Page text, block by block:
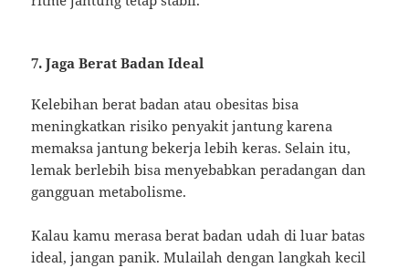
7. Jaga Berat Badan Ideal
Kelebihan berat badan atau obesitas bisa
meningkatkan risiko penyakit jantung karena
memaksa jantung bekerja lebih keras. Selain itu,
lemak berlebih bisa menyebabkan peradangan dan
gangguan metabolisme.
Kalau kamu merasa berat badan udah di luar batas
ideal, jangan panik. Mulailah dengan langkah kecil